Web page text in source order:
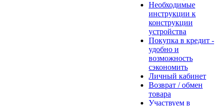
Необходимые
инструкции к
конструкции
устройства
Покупка в кредит -
удобно и
возможность
сэкономить
Личный кабинет
Возврат / обмен
товара
Участвуем в